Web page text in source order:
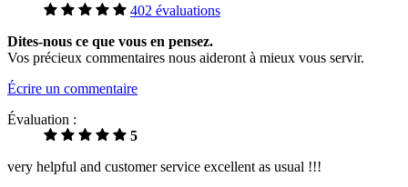
402 évaluations
Dites-nous ce que vous en pensez.
Vos précieux commentaires nous aideront à mieux vous servir.
Écrire un commentaire
Évaluation :
5
very helpful and customer service excellent as usual !!!